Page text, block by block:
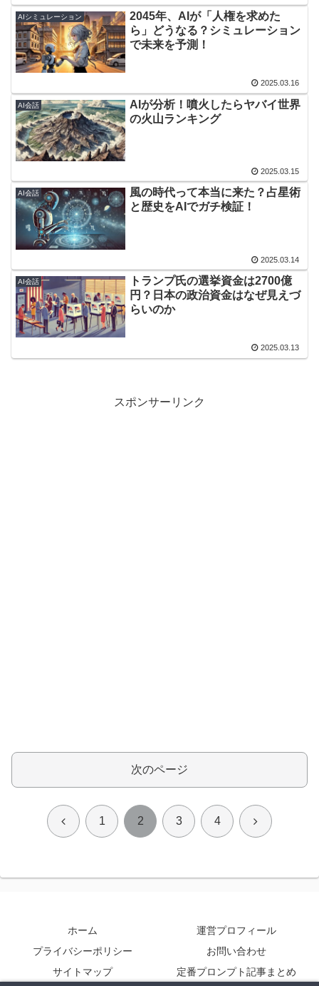
AIシミュレーション
2045年、AIが「人権を求めた
ら」どうなる？シミュレーション
で未来を予測！
2025.03.16
AI会話
AIが分析！噴火したらヤバイ世界
の火山ランキング
2025.03.15
AI会話
風の時代って本当に来た？占星術
と歴史をAIでガチ検証！
2025.03.14
AI会話
トランプ氏の選挙資金は2700億
円？日本の政治資金はなぜ見えづ
らいのか
2025.03.13
スポンサーリンク
次のページ
前 1 2 3 4 次
ホーム
運営プロフィール
プライバシーポリシー
お問い合わせ
サイトマップ
定番プロンプト記事まとめ